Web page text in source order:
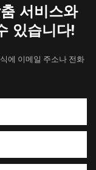
서비스와
있습니다!
에 이메일 주소나 전화